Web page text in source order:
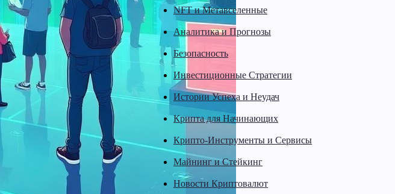
NFT и Метавселенные
Аналитика и Прогнозы
Безопасность
Инвестиционные Стратегии
Истории Успеха и Неудач
Крипта для Начинающих
Крипто-Инструменты и Сервисы
Майнинг и Стейкинг
Новости Криптовалют